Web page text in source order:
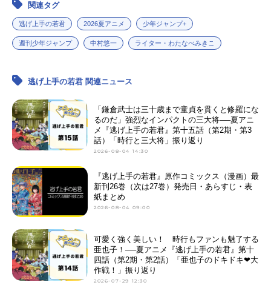
関連タグ
逃げ上手の若君 2026夏アニメ 少年ジャンプ+
週刊少年ジャンプ 中村悠一 ライター・わたなべみきこ
逃げ上手の若君 関連ニュース
「鎌倉武士は三十歳まで童貞を貫くと修羅にな
るのだ」強烈なインパクトの三大将──夏アニ
メ『逃げ上手の若君』第十五話（第2期・第3
話）「時行と三大将」振り返り
2026-08-04 14:30
『逃げ上手の若君』原作コミックス（漫画）最
新刊26巻（次は27巻）発売日・あらすじ・表
紙まとめ
2026-08-04 09:00
可愛く強く美しい！ 時行もファンも魅了する
亜也子！──夏アニメ『逃げ上手の若君』第十
四話（第2期・第2話）「亜也子のドキドキ❤︎大
作戦！」振り返り
2026-07-29 12:30